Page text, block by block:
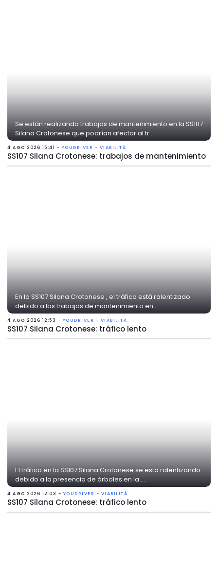
Se están realizando trabajos de mantenimiento en la SS107
Silana Crotonese que podrían afectar al tr...
4 AGO 2026 15:41 - YOUDRIVER - VIABILITÀ
SS107 Silana Crotonese: trabajos de mantenimiento
En la SS107 Silana Crotonese , el tráfico está ralentizado
debido a los trabajos de mantenimiento en...
4 AGO 2026 12:53 - YOUDRIVER - VIABILITÀ
SS107 Silana Crotonese: tráfico lento
El tráfico en la SS107 Silana Crotonese se está ralentizando
debido a la presencia de árboles en la ...
4 AGO 2026 12:03 - YOUDRIVER - VIABILITÀ
SS107 Silana Crotonese: tráfico lento